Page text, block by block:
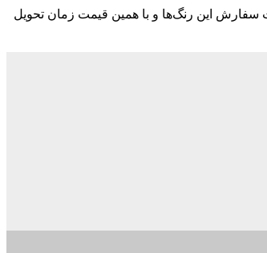
این رنگ‌ها و با همین قیمت زمان تحویل